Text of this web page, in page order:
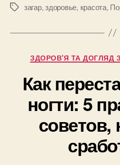
Позначки
загар,здоровье, красота,
ЗДОРОВ'Я ТА ДОГЛЯД
Как
ногти: 5
советов,